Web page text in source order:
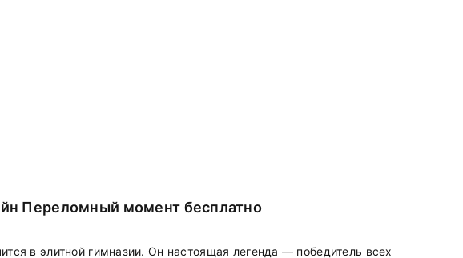
Переломный момент бесплатно
в элитной гимназии. Он настоящая легенда — победитель всех